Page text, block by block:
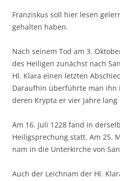
Fran­zis­kus soll hier lesen
gehal­ten haben.
Nach sei­nem Tod am 3.
des Hei­li­gen zunächst nach
Hl. Kla­ra einen letz­ten
Dar­auf­hin über­führ­te man ihn
deren Kryp­ta er vier Jah­re lang
Am 16. Juli 1228 fand in
Hei­lig­spre­chung statt. Am 25.
nam in die Unter­kir­che von
Auch der Leich­nam der Hl.